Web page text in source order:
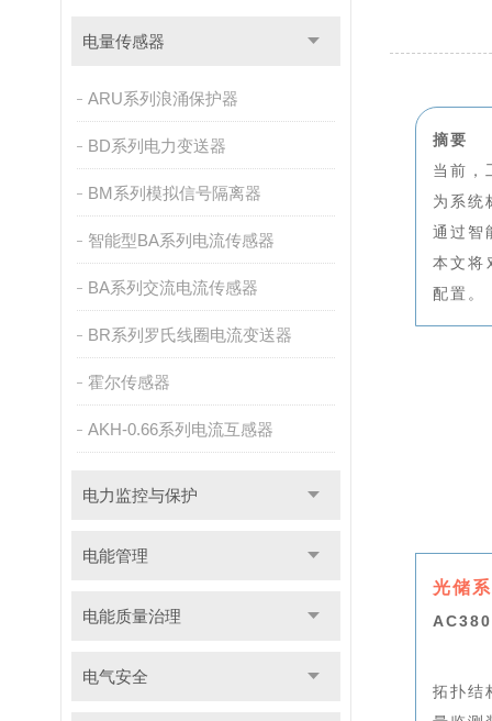
电量传感器
ARU系列浪涌保护器
BD系列电力变送器
BM系列模拟信号隔离器
智能型BA系列电流传感器
BA系列交流电流传感器
BR系列罗氏线圈电流变送器
霍尔传感器
AKH-0.66系列电流互感器
电力监控与保护
电能管理
电能质量治理
电气安全
摘要
当前，
为系统
通过智
本文将
配置。
光储
拓扑结